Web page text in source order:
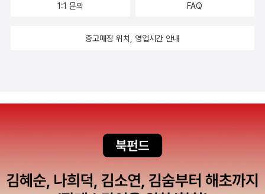
1:1 문의 FAQ
중고매장 위치, 영업시간 안내